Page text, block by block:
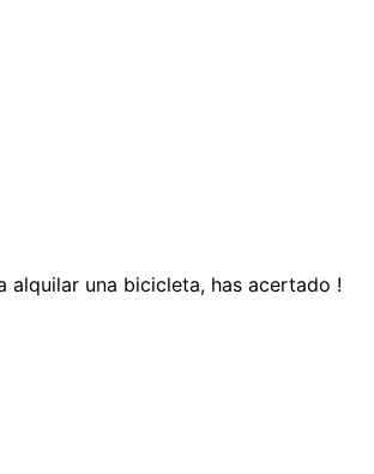
alquilar una bicicleta, has acertado !